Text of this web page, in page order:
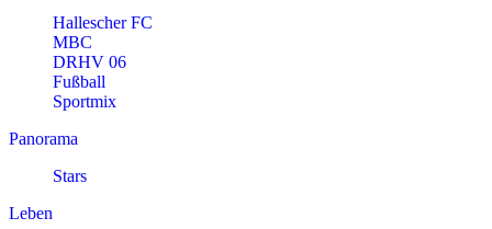
Hallescher FC
MBC
DRHV 06
Fußball
Sportmix
Panorama
Stars
Leben